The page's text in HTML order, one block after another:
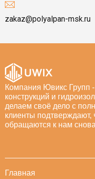
zakaz@polyalpan-msk.ru
Компания Ювикс Групп
конструкций и
делаем своё дело с
клиенты
обращаются к нам
Главная